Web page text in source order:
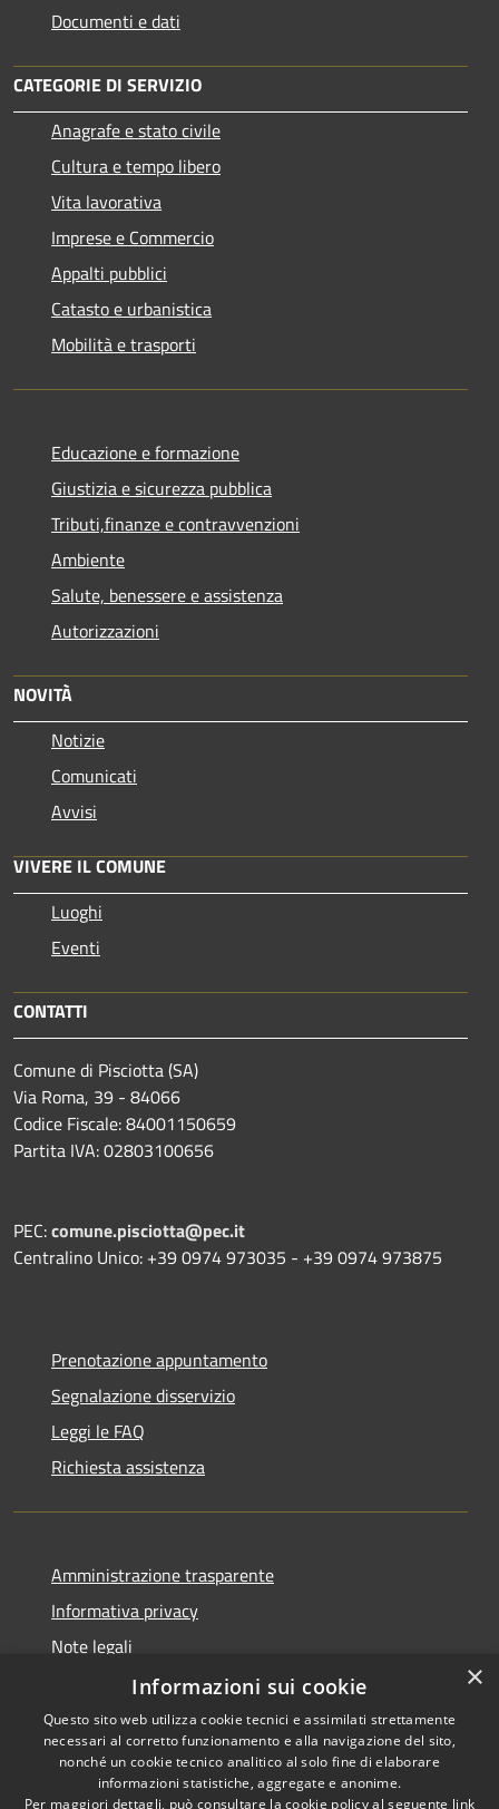
Documenti e dati
CATEGORIE DI SERVIZIO
Anagrafe e stato civile
Cultura e tempo libero
Vita lavorativa
Imprese e Commercio
Appalti pubblici
Catasto e urbanistica
Mobilità e trasporti
Educazione e formazione
Giustizia e sicurezza pubblica
Tributi,finanze e contravvenzioni
Ambiente
Salute, benessere e assistenza
Autorizzazioni
NOVITÀ
Notizie
Comunicati
Avvisi
VIVERE IL COMUNE
Luoghi
Eventi
CONTATTI
Comune di Pisciotta (SA)
Via Roma, 39 - 84066
Codice Fiscale: 84001150659
Partita IVA: 02803100656
PEC:comune.pisciotta@pec.it
Centralino Unico: +39 0974 973035 - +39 0974 973875
Prenotazione appuntamento
Segnalazione disservizio
Leggi le FAQ
Richiesta assistenza
Amministrazione trasparente
Informativa privacy
Note legali
Dichiarazione di accessibilità
RSS
Copyright © 2026 • Comune di
×
Informazioni sui cookie
Questo sito web utilizza cookie tecnici e assimilati strettamente
necessari al corretto funzionamento e alla navigazione del sito,
nonché un cookie tecnico analitico al solo fine di elaborare
informazioni statistiche, aggregate e anonime.
Per maggiori dettagli, può consultare la cookie policy al seguente link